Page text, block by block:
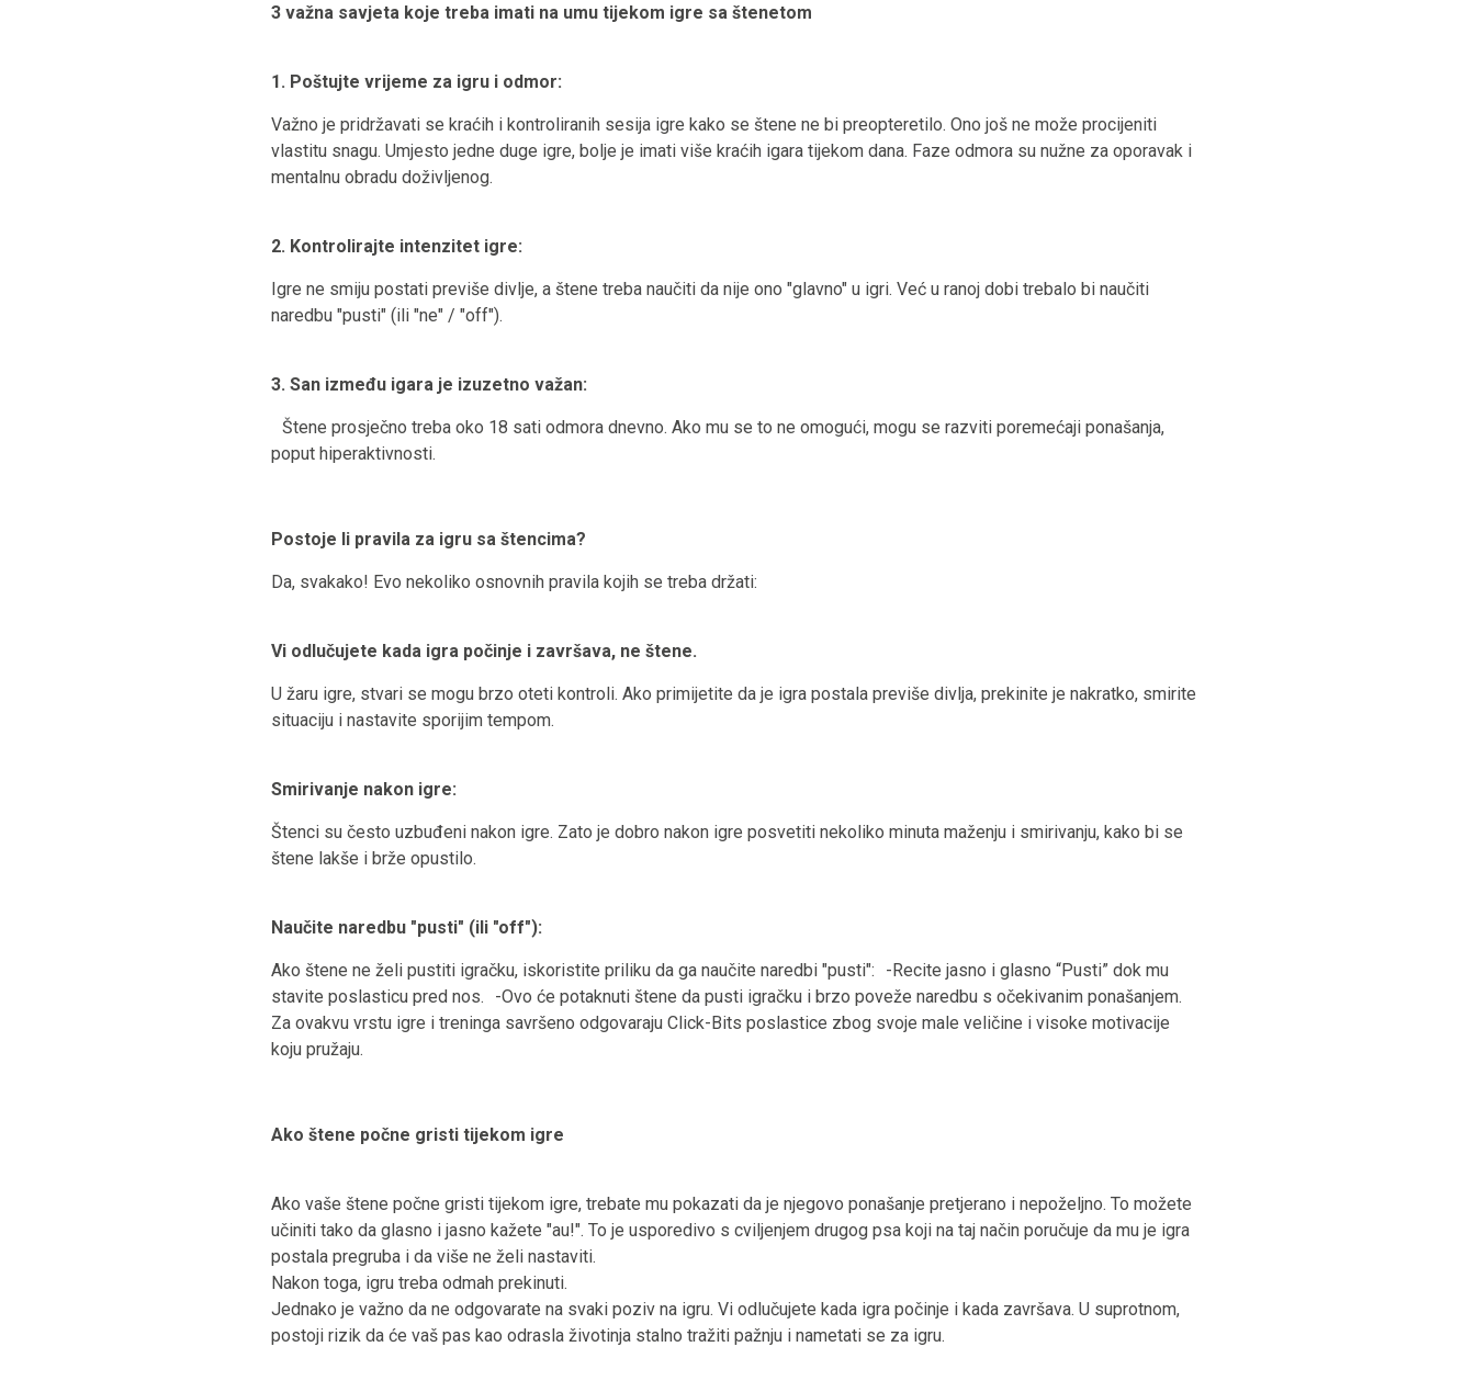
3 važna savjeta koje treba imati na umu tijekom igre sa štenetom
1. Poštujte vrijeme za igru i odmor:
Važno je pridržavati se kraćih i kontroliranih sesija igre kako se štene ne bi preopteretilo. Ono još ne može procijeniti
vlastitu snagu. Umjesto jedne duge igre, bolje je imati više kraćih igara tijekom dana. Faze odmora su nužne za oporavak i
mentalnu obradu doživljenog.
2. Kontrolirajte intenzitet igre:
Igre ne smiju postati previše divlje, a štene treba naučiti da nije ono "glavno" u igri. Već u ranoj dobi trebalo bi naučiti
naredbu "pusti" (ili "ne" / "off").
3. San između igara je izuzetno važan:
Štene prosječno treba oko 18 sati odmora dnevno. Ako mu se to ne omogući, mogu se razviti poremećaji ponašanja,
poput hiperaktivnosti.
Postoje li pravila za igru sa štencima?
Da, svakako! Evo nekoliko osnovnih pravila kojih se treba držati:
Vi odlučujete kada igra počinje i završava, ne štene.
U žaru igre, stvari se mogu brzo oteti kontroli. Ako primijetite da je igra postala previše divlja, prekinite je nakratko, smirite
situaciju i nastavite sporijim tempom.
Smirivanje nakon igre:
Štenci su često uzbuđeni nakon igre. Zato je dobro nakon igre posvetiti nekoliko minuta maženju i smirivanju, kako bi se
štene lakše i brže opustilo.
Naučite naredbu "pusti" (ili "off"):
Ako štene ne želi pustiti igračku, iskoristite priliku da ga naučite naredbi "pusti": -Recite jasno i glasno “Pusti” dok mu
stavite poslasticu pred nos. -Ovo će potaknuti štene da pusti igračku i brzo poveže naredbu s očekivanim ponašanjem.
Za ovakvu vrstu igre i treninga savršeno odgovaraju Click-Bits poslastice zbog svoje male veličine i visoke motivacije
koju pružaju.
Ako štene počne gristi tijekom igre
Ako vaše štene počne gristi tijekom igre, trebate mu pokazati da je njegovo ponašanje pretjerano i nepoželjno. To možete
učiniti tako da glasno i jasno kažete "au!". To je usporedivo s cviljenjem drugog psa koji na taj način poručuje da mu je igra
postala pregruba i da više ne želi nastaviti.
Nakon toga, igru treba odmah prekinuti.
Jednako je važno da ne odgovarate na svaki poziv na igru. Vi odlučujete kada igra počinje i kada završava. U suprotnom,
postoji rizik da će vaš pas kao odrasla životinja stalno tražiti pažnju i nametati se za igru.